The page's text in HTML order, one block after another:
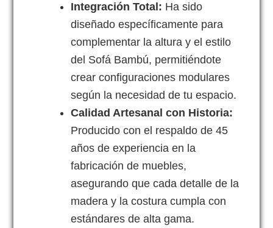
Integración Total: Ha sido
diseñado específicamente para
complementar la altura y el estilo
del Sofá Bambú, permitiéndote
crear configuraciones modulares
según la necesidad de tu espacio.
Calidad Artesanal con Historia:
Producido con el respaldo de 45
años de experiencia en la
fabricación de muebles,
asegurando que cada detalle de la
madera y la costura cumpla con
estándares de alta gama.